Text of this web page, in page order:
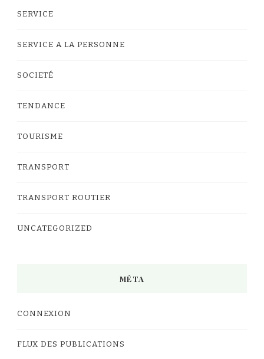
SERVICE
SERVICE A LA PERSONNE
SOCIETÉ
TENDANCE
TOURISME
TRANSPORT
TRANSPORT ROUTIER
UNCATEGORIZED
MÉTA
CONNEXION
FLUX DES PUBLICATIONS